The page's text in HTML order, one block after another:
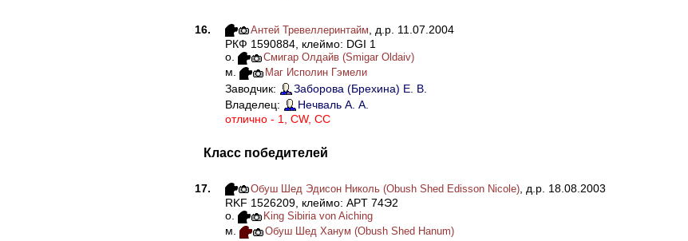
16. Антей Тревеллеринтайм , д.р. 11.07.2004
РКФ 1590884, клеймо: DGI 1
о.
Смигар Олдайв (Smigar Oldaiv)
м. Маг Исполин Гэмели
Заводчик:
Заборова (Брехина) Е. В.
Владелец:
Нечваль А. А.
отлично - 1, CW, СС
Класс победителей
17. Обуш Шед Эдисон Николь (Obush Shed Edisson Nicole), д.р. 18.08.2003
RKF 1526209, клеймо: APT 74Э2
о.
King Sibiria von Aiching
м. Обуш Шед Ханум (Obush Shed Hanum)